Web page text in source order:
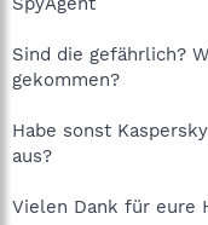
Sind die gefährlich?
gekommen?
Habe sonst
aus?
Vielen Dank für eure